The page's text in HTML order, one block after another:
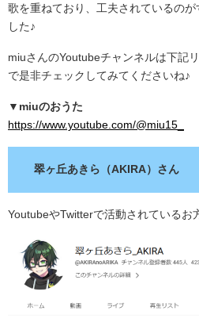
歌を重ねており、工夫されているの
した♪
miuさんのYoutubeチャンネルは下記
で是非チェックしてみてくださいね♪
▼miuのおうた
https://www.youtube.com/@miu15_
翠ヶ丘あきら（AKIRA）さん
YoutubeやTwitterで活動されているお